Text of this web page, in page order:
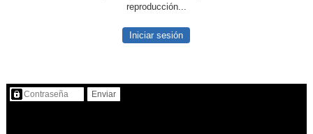
reproducción...
Iniciar sesión
Contenido protegido…